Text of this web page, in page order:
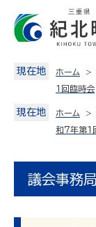
content
現在地 ホーム
１回臨時会
現在地 ホーム
和７年第
議会事務局